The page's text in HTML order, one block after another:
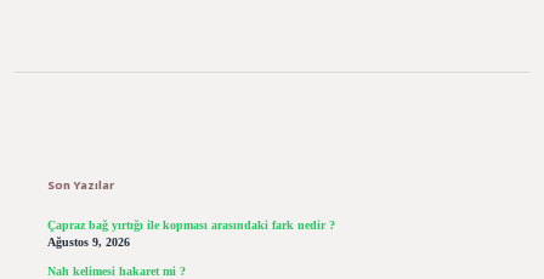
Son Yazılar
Çapraz bağ yırtığı ile kopması arasındaki fark nedir ?
Ağustos 9, 2026
Nah kelimesi hakaret mi ?